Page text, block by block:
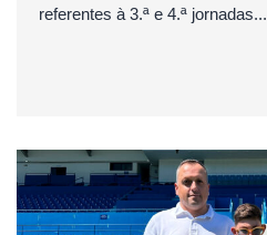
referentes à 3.ª e 4.ª jornadas...